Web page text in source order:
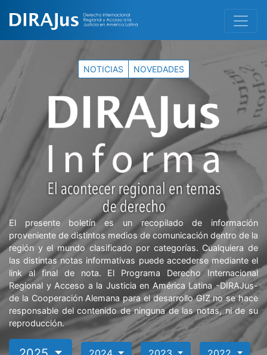
NOTICIAS NOVEDADES
El presente boletín es un recopilado de información
proveniente de distintos medios de comunicación dentro de la
región y el mundo clasificado por categorías. Cualquiera de
las distintas notas informativas puede accederse mediante el
link al final de nota. El Programa Derecho Internacional
Regional y Acceso a la Justicia en América Latina -DIRAJus-
de la Cooperación Alemana para el desarrollo GIZ no se hace
responsable del contenido de ninguna de las notas, ni de su
reproducción.